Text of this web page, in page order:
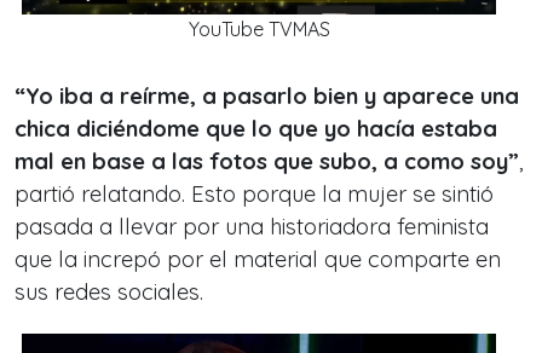
YouTube TVMAS
“Yo iba a reírme, a pasarlo bien y aparece una
chica diciéndome que lo que yo hacía estaba
mal en base a las fotos que subo, a como soy”,
partió relatando. Esto porque la mujer se sintió
pasada a llevar por una historiadora feminista
que la increpó por el material que comparte en
sus redes sociales.